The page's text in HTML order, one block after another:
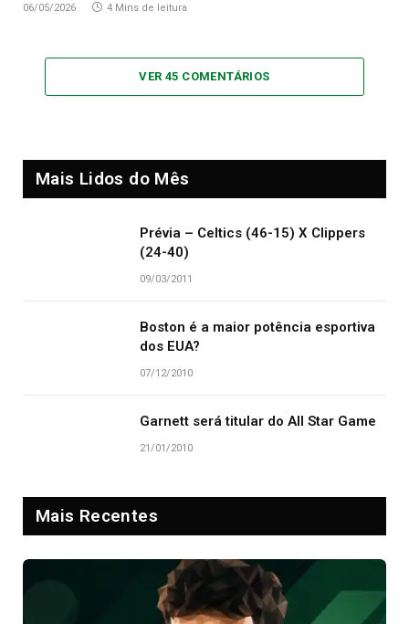
06/05/2026 4 Mins de leitura
VER 45 COMENTÁRIOS
Mais Lidos do Mês
Prévia – Celtics (46-15) X Clippers
(24-40)
09/03/2011
Boston é a maior potência esportiva
dos EUA?
07/12/2010
Garnett será titular do All Star Game
21/01/2010
Mais Recentes